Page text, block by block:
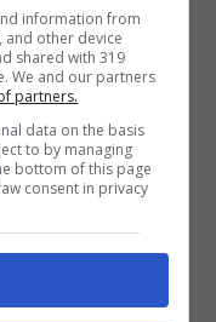
gran voce
information from
and other device
shared with 319
We and our partners
partners.
data on the basis
to by managing
bottom of this page
consent in privacy